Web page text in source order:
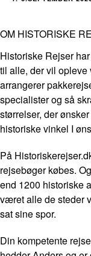
OM HISTORISKE
Historiske Rejser
til alle, der vil opleve
arrangerer
specialister og så
størrelser, der
historiske vinkel I
På
rejsebøger købes.
end 1200 historiske
været alle de steder
sat sine spor.
Din kompetente